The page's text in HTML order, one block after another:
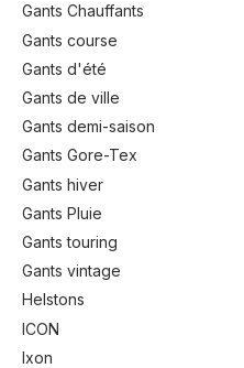
Gants Chauffants
Gants course
Gants d'été
Gants de ville
Gants demi-saison
Gants Gore-Tex
Gants hiver
Gants Pluie
Gants touring
Gants vintage
Helstons
ICON
Ixon